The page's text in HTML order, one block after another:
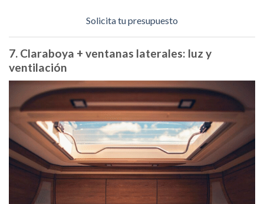
Solicita tu presupuesto
7. Claraboya + ventanas laterales: luz y
ventilación